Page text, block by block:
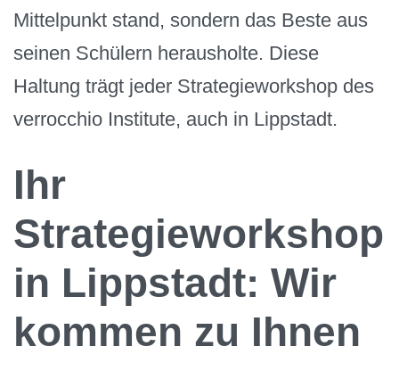
Mittelpunkt stand, sondern das Beste aus
seinen Schülern herausholte. Diese
Haltung trägt jeder Strategieworkshop des
verrocchio Institute, auch in Lippstadt.
Ihr
Strategieworkshop
in Lippstadt: Wir
kommen zu Ihnen